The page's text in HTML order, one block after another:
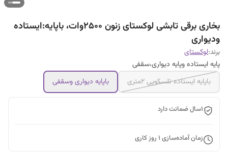
بخاری برقی تابشی لوکستای زنون ۲۵۰۰وات، باپایه:ایستاده
ودیواری
برند:لوکستای
پایه ایستاده وپایه دیواری،سقفی
باپایه ایستاده تلسکوپی ۲متری
باپایه دیواری وسقفی
۱سال ضمانت دارد
زمان آماده‌سازی 1 روز کاری